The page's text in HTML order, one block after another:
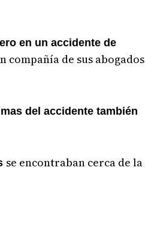
en un accidente de
compañía de sus abogados
del accidente también
se encontraban cerca de la